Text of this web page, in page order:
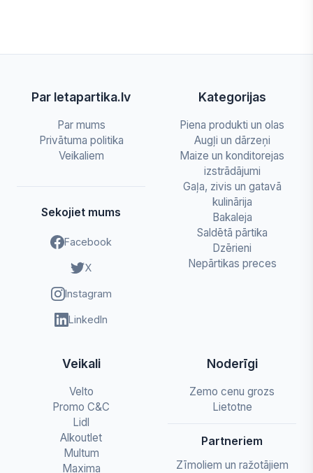
Par letapartika.lv
Par mums
Privātuma politika
Veikaliem
Sekojiet mums
Facebook
X
Instagram
LinkedIn
Kategorijas
Piena produkti un olas
Augļi un dārzeņi
Maize un konditorejas
izstrādājumi
Gaļa, zivis un gatavā
kulinārija
Bakaleja
Saldētā pārtika
Dzērieni
Nepārtikas preces
Veikali
Velto
Promo C&C
Lidl
Alkoutlet
Multum
Maxima
Noderīgi
Zemo cenu grozs
Lietotne
Partneriem
Zīmoliem un ražotājiem